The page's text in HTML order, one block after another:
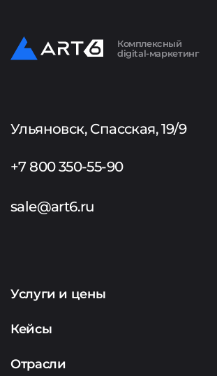
Комплексный
digital-маркетинг
Ульяновск, Спасская, 19/9
+7 800 350-55-90
sale@art6.ru
Услуги и цены
Создание сайтов
Продвижение сайтов
Кейсы
Отрасли